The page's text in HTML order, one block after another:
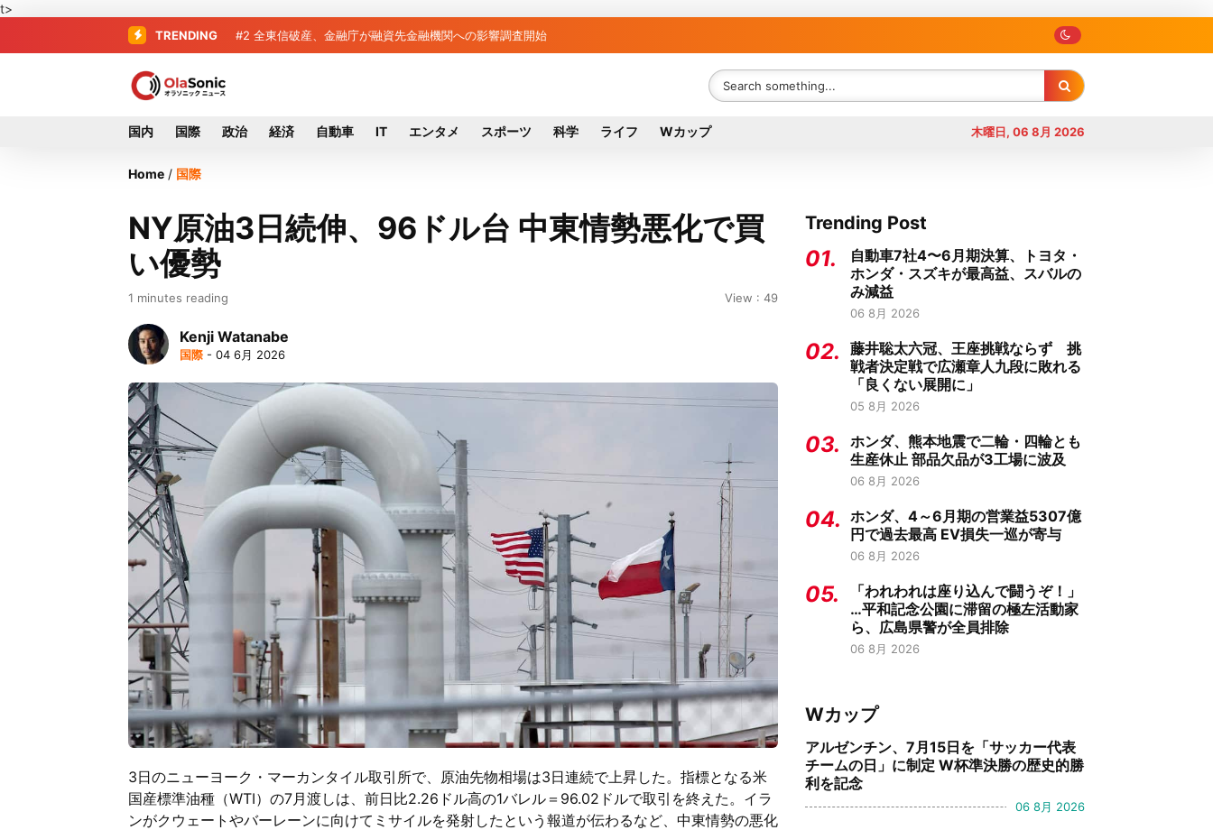
t>
TRENDING #2 全東信破産、金融庁が融資先金融機関への影響調査開始
#3 破産した全東信、債権者63金融機関リスト判明 銀行が半数、最大は近畿産業信組
国内 国際 政治 経済 自動車 IT エンタメ スポーツ 科学 ライフ Wカップ 木曜日, 06 8月 2026
Home / 国際
NY原油3日続伸、96ドル台 中東情勢悪化で買
い優勢
1 minutes reading View : 49
Kenji Watanabe
国際 - 04 6月 2026
3日のニューヨーク・マーカンタイル取引所で、原油先物相場は3日連続で上昇した。指標となる米
国産標準油種（WTI）の7月渡しは、前日比2.26ドル高の1バレル＝96.02ドルで取引を終えた。イラ
ンがクウェートやバーレーンに向けてミサイルを発射したという報道が伝わるなど、中東情勢の悪化
Trending Post
01.
自動車7社4〜6月期決算、トヨタ・
ホンダ・スズキが最高益、スバルの
み減益
06 8月 2026
02.
藤井聡太六冠、王座挑戦ならず 挑
戦者決定戦で広瀬章人九段に敗れる
「良くない展開に」
05 8月 2026
03.
ホンダ、熊本地震で二輪・四輪とも
生産休止 部品欠品が3工場に波及
06 8月 2026
04. ホンダ、4～6月期の営業益5307億
円で過去最高 EV損失一巡が寄与
06 8月 2026
05.
「われわれは座り込んで闘うぞ！」
…平和記念公園に滞留の極左活動家
ら、広島県警が全員排除
06 8月 2026
Wカップ
アルゼンチン、7月15日を「サッカー代表
チームの日」に制定 W杯準決勝の歴史的勝
利を記念
06 8月 2026